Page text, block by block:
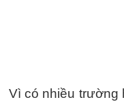
Vì có nhiều trường